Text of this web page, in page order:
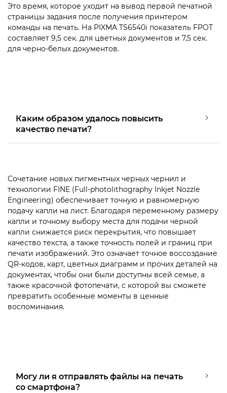
Это время, которое уходит на вывод первой печатной
страницы задания после получения принтером
команды на печать. На PIXMA TS6540i показатель FPOT
составляет 9,5 сек. для цветных документов и 7,5 сек.
для черно-белых документов.
Каким образом удалось повысить
качество печати?
Сочетание новых пигментных черных чернил и
технологии FINE (Full-photolithography Inkjet Nozzle
Engineering) обеспечивает точную и равномерную
подачу капли на лист. Благодаря переменному размеру
капли и точному выбору места для подачи черной
капли снижается риск перекрытия, что повышает
качество текста, а также точность полей и границ при
печати изображений. Это означает точное воссоздание
QR-кодов, карт, цветных диаграмм и прочих деталей на
документах, чтобы они были доступны всей семье, а
также красочной фотопечати, с которой вы сможете
превратить особенные моменты в ценные
воспоминания.
Могу ли я отправлять файлы на печать
со смартфона?